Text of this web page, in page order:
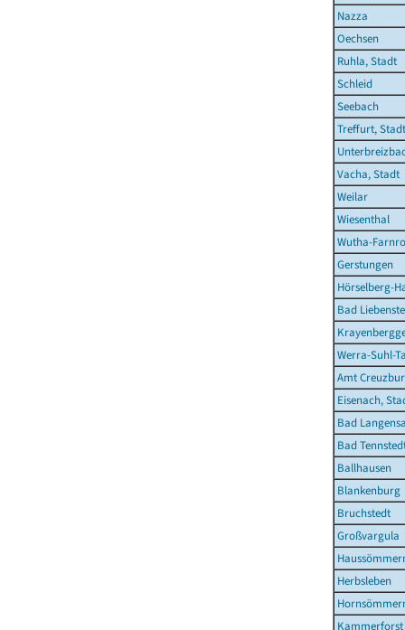
Nazza
Oechsen
Ruhla, Stadt
Schleid
Seebach
Treffurt, Stadt
Vacha, Stadt
Weilar
Wiesenthal
Wutha-
Gerstungen
Hörselberg-
Bad
Werra-Suhl-
Amt
Eisenach,
Bad
Bad
Ballhausen
Blankenburg
Bruchstedt
Großvargula
Herbsleben
Kammerforst